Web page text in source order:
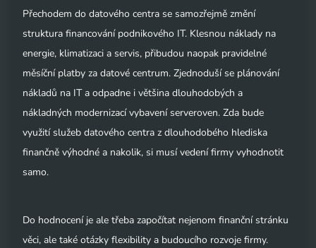
Přechodem do datového centra se samozřejmě změní
struktura financování podnikového IT. Klesnou náklady na
energie, klimatizaci a servis, přibudou naopak pravidelné
měsíční platby za datové centrum. Zjednoduší se plánování
nákladů na IT a odpadne i většina dlouhodobých a
nákladných modernizací vybavení serveroven. Zda bude
využití služeb datového centra z dlouhodobého hlediska
finančně výhodné a nakolik, si musí vedení firmy vyhodnotit
samo.
Do hodnocení je ale třeba započítat nejenom finanční stránku
věci, ale také otázky flexibility a budoucího rozvoje firmy.